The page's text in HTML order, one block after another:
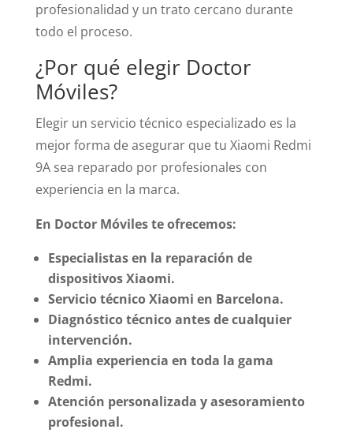
profesionalidad y un trato cercano durante
todo el proceso.
¿Por qué elegir Doctor
Móviles?
Elegir un servicio técnico especializado es la
mejor forma de asegurar que tu Xiaomi Redmi
9A sea reparado por profesionales con
experiencia en la marca.
En Doctor Móviles te ofrecemos:
Especialistas en la reparación de
dispositivos Xiaomi.
Servicio técnico Xiaomi en Barcelona.
Diagnóstico técnico antes de cualquier
intervención.
Amplia experiencia en toda la gama
Redmi.
Atención personalizada y asesoramiento
profesional.